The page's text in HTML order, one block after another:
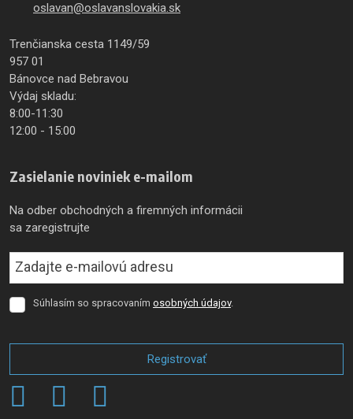
oslavan@oslavanslovakia.sk
Trenčianska cesta 1149/59
957 01
Bánovce nad Bebravou
Výdaj skladu:
8:00-11:30
12:00 - 15:00
Zasielanie noviniek e-mailom
Na odber obchodných a firemných informácii
sa zaregistrujte
Súhlasím
osobných
Súhlasím so spracovaním osobných údajov.
Registrovať
Formulár